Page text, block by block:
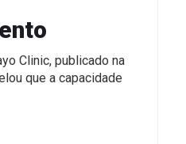
Clinic, publicado na
que a capacidade